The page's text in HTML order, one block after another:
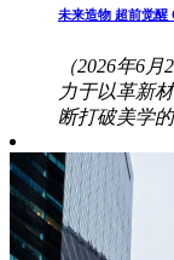
未来造物 超前觉醒
（2026年6
力于以革新
断打破美学